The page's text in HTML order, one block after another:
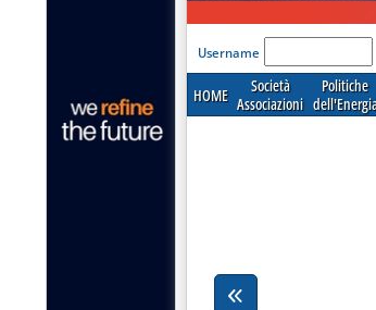
'Modulo Login
Username
HOME
Società
Associazioni
Politiche